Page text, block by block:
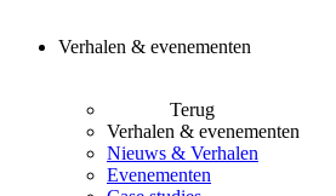
Verhalen & evenementen
Terug
Verhalen & evenementen
Nieuws & Verhalen
Evenementen